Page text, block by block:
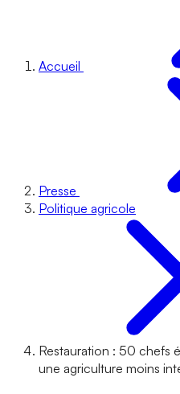
Accueil
Presse
Politique agricole
Restauration : 50 chefs
une agriculture moins